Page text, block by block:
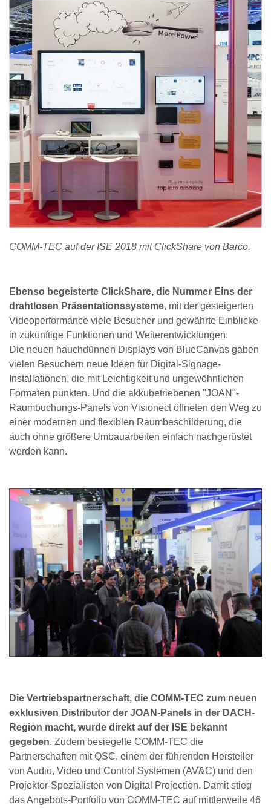
COMM-TEC auf der ISE 2018 mit ClickShare von Barco.
Ebenso begeisterte ClickShare, die Nummer Eins der
drahtlosen Präsentationssysteme, mit der gesteigerten
Videoperformance viele Besucher und gewährte Einblicke
in zukünftige Funktionen und Weiterentwicklungen.
Die neuen hauchdünnen Displays von BlueCanvas gaben
vielen Besuchern neue Ideen für Digital-Signage-
Installationen, die mit Leichtigkeit und ungewöhnlichen
Formaten punkten. Und die akkubetriebenen "JOAN"-
Raumbuchungs-Panels von Visionect öffneten den Weg zu
einer modernen und flexiblen Raumbeschilderung, die
auch ohne größere Umbauarbeiten einfach nachgerüstet
werden kann.
Die Vertriebspartnerschaft, die COMM-TEC zum neuen
exklusiven Distributor der JOAN-Panels in der DACH-
Region macht, wurde direkt auf der ISE bekannt
gegeben. Zudem besiegelte COMM-TEC die
Partnerschaften mit QSC, einem der führenden Hersteller
von Audio, Video und Control Systemen (AV&C) und den
Projektor-Spezialisten von Digital Projection. Damit stieg
das Angebots-Portfolio von COMM-TEC auf mittlerweile 46